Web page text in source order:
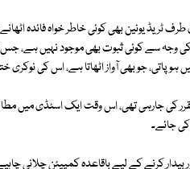
یونین بھی کوئی خاطر خواہ فائدہ
کی وجہ سے کوئی ثبوت بھی موجود نہیں ہے،
جو بھی آواز اٹھاتا ہے، اس کی نوکری
کی جارہی تھی، اس وقت ایک اسٹڈی میں
بیدار کرنے کے لیے باقاعدہ کمپیئن چلانی